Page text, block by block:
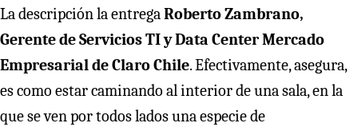
La descripción la entregaRoberto Zambrano,
Gerente de Servicios TI y Data Center Mercado
Empresarial de Claro Chile. Efectivamente, asegura,
es como estar caminando al interior de una sala, en la
que se ven por todos lados una especie de